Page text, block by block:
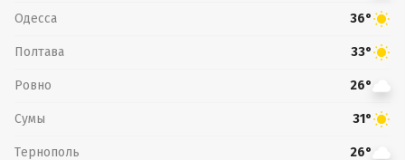
Одесса 36°
Полтава 33°
Ровно 26°
Сумы 31°
Тернополь 26°